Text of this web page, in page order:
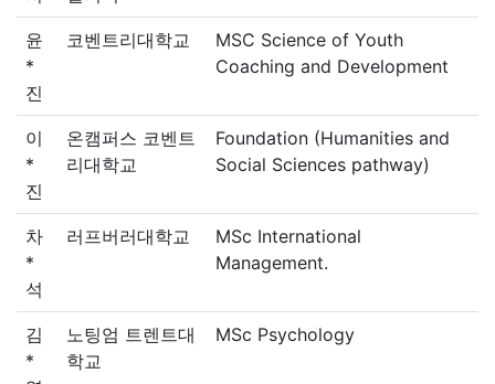
윤
*
진
코벤트리대학교
MSC Science of Youth
Coaching and Development
이
*
진
온캠퍼스 코벤트
리대학교
Foundation (Humanities and
Social Sciences pathway)
차
*
석
러프버러대학교
MSc International
Management.
김
*
노팅엄 트렌트대
학교
MSc Psychology